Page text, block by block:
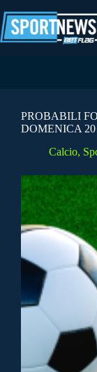
al
contenuto
PROBABILI
DOMENICA
Calcio,